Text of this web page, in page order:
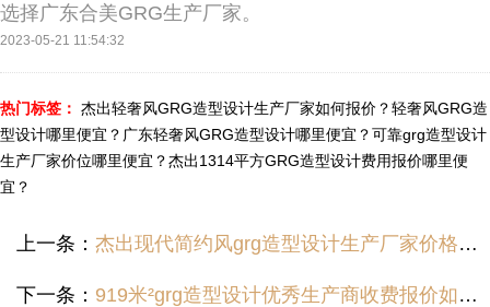
选择广东合美GRG生产厂家。
2023-05-21 11:54:32
热门标签： 杰出轻奢风GRG造型设计生产厂家如何报价？轻奢风GRG造
型设计哪里便宜？ 广东轻奢风GRG造型设计哪里便宜？可靠grg造型设计
生产厂家价位哪里便宜？杰出1314平方GRG造型设计费用报价哪里便
宜？
上一条： 杰出现代简约风grg造型设计生产厂家价格报价哪里便宜？
下一条： 919米²grg造型设计优秀生产商收费报价如何？